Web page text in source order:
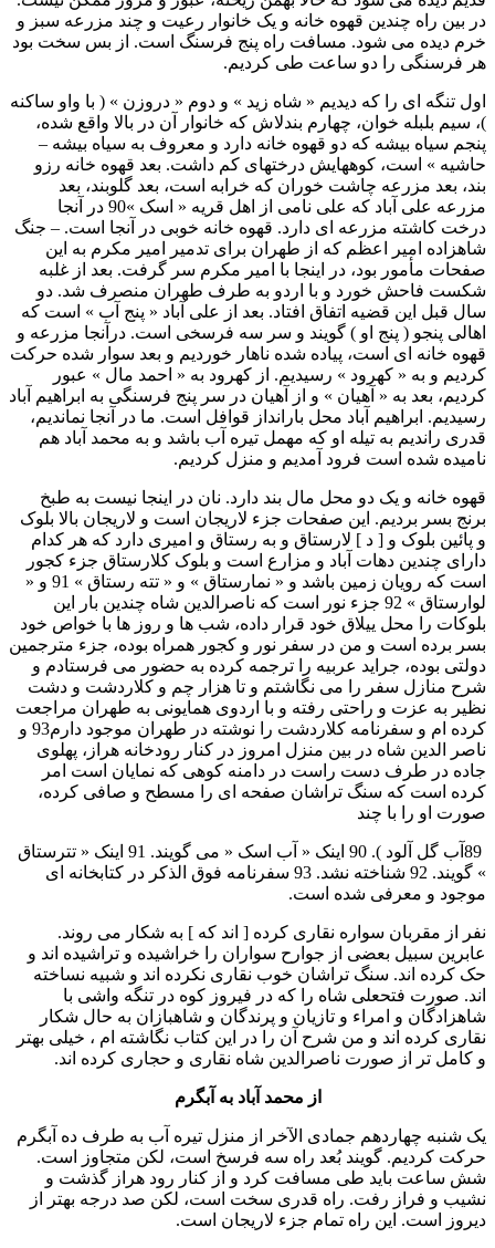
در بين راه چندين قهوه خانه و يک خانوار رعيت و چند مزرعه سبز و
خرم ديده می شود. مسافت راه پنج فرسنگ است. از بس سخت بود
هر فرسنگی را دو ساعت طی کرديم.
اول تنگه ای را که ديديم « شاه زيد » و دوم « دروزن » ( با واو ساکنه
)، سيم بلبله خوان، چهارم بندلاش که خانوار آن در بالا واقع شده،
پنجم سياه بيشه که دو قهوه خانه دارد و معروف به سياه بيشه –
حاشيه » است، کوههايش درختهای کم داشت. بعد قهوه خانه رزو
بند، بعد مزرعه چاشت خوران که خرابه است، بعد گلوبند، بعد
مزرعه علی آباد که علی نامی از اهل قريه « اسک »90 در آنجا
درخت کاشته مزرعه ای دارد. قهوه خانه خوبی در آنجا است. – جنگ
شاهزاده امير اعظم که از طهران برای تدمير امير مکرم به اين
صفحات مأمور بود، در اينجا با امير مکرم سر گرفت. بعد از غلبه
شکست فاحش خورد و با اردو به طرف طهران منصرف شد. دو
سال قبل اين قضيه اتفاق افتاد. بعد از علی آباد « پنج آب » است که
اهالی پنجو ( پنج او ) گويند و سر سه فرسخی است. درآنجا مزرعه و
قهوه خانه ای است، پياده شده ناهار خورديم و بعد سوار شده حرکت
کرديم و به « کهرود » رسيديم. از کهرود به « احمد مال » عبور
کرديم، بعد به « آهيان » و از آهيان در سر پنج فرسنگی به ابراهيم آباد
رسيديم. ابراهيم آباد محل بارانداز قوافل است. ما در آنجا نمانديم،
قدری رانديم به تيله او که مهمل تيره آب باشد و به محمد آباد هم
ناميده شده است فرود آمديم و منزل کرديم.
قهوه خانه و يک دو محل مال بند دارد. نان در اينجا نيست به طبخ
برنج بسر برديم. اين صفحات جزء لاريجان است و لاريجان بالا بلوک
و پائين بلوک و [ د ] لارستاق و به رستاق و اميری دارد که هر کدام
دارای چندين دهات آباد و مزارع است و بلوک کلارستاق جزء کجور
است که رويان زمين باشد و « نمارستاق » و « تته رستاق » 91 و «
لوارستاق » 92 جزء نور است که ناصرالدين شاه چندين بار اين
بلوکات را محل ييلاق خود قرار داده، شب ها و روز ها با خواص خود
بسر برده است و من در سفر نور و کجور همراه بوده، جزء مترجمين
دولتی بوده، جرايد عربيه را ترجمه کرده به حضور می فرستادم و
شرح منازل سفر را می نگاشتم و تا هزار چم و کلاردشت و دشت
نظير به عزت و راحتی رفته و با اردوی همايونی به طهران مراجعت
کرده ام و سفرنامه کلاردشت را نوشته در طهران موجود دارم93 و
ناصر الدين شاه در بين منزل امروز در کنار رودخانه هراز، پهلوی
جاده در طرف دست راست در دامنه کوهی که نمايان است امر
کرده است که سنگ تراشان صفحه ای را مسطح و صافی کرده،
صورت او را با چند
89آب گل آلود ). 90 اينک « آب اسک « می گويند. 91 اينک « تترستاق
» گويند. 92 شناخته نشد. 93 سفرنامه فوق الذکر در کتابخانه ای
موجود و معرفی شده است.
نفر از مقربان سواره نقاری کرده [ اند که ] به شکار می روند.
عابرين سبيل بعضی از جوارح سواران را خراشيده و تراشيده اند و
حک کرده اند. سنگ تراشان خوب نقاری نکرده اند و شبيه نساخته
اند. صورت فتحعلی شاه را که در فيروز کوه در تنگه واشی با
شاهزادگان و امراء و تازيان و پرندگان و شاهبازان به حال شکار
نقاری کرده اند و من شرح آن را در اين کتاب نگاشته ام ، خيلی بهتر
و کامل تر از صورت ناصرالدين شاه نقاری و حجاری کرده اند.
از محمد آباد به آبگرم
يک شنبه چهاردهم جمادی الآخر از منزل تيره آب به طرف ده آبگرم
حرکت کرديم. گويند بُعد راه سه فرسخ است، لکن متجاوز است.
شش ساعت بايد طی مسافت کرد و از کنار رود هراز گذشت و
نشيب و فراز رفت. راه قدری سخت است، لکن صد درجه بهتر از
ديروز است. اين راه تمام جزء لاريجان است.